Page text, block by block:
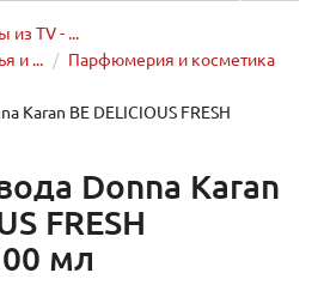
из TV - ...
и ...
Парфюмерия и косметика
Karan BE DELICIOUS FRESH
Donna Karan
FRESH
мл